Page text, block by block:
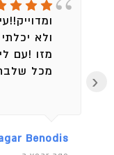
ולא
מזו !עם
מכל
Benodis
‹